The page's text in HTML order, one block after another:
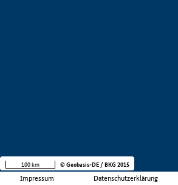
Impressum Datenschutzerklärung
100 km © Geobasis-DE / BKG 2015